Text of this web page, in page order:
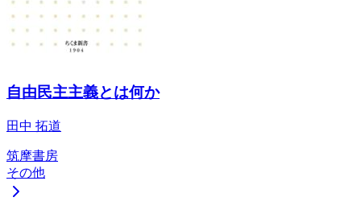
自由民主主義とは何か
田中 拓道
筑摩書房
その他